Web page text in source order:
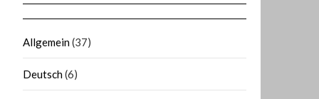
Allgemein(37)
Deutsch(6)